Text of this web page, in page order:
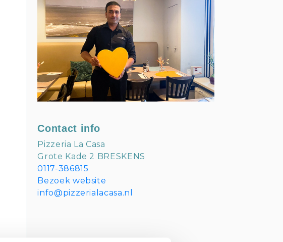
Contact info
Pizzeria La Casa
Grote Kade 2 BRESKENS
0117-386815
Bezoek website
info@pizzerialacasa.nl